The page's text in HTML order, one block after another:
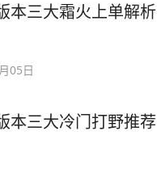
本三大霜火上单解析
05日
本三大冷门打野推荐